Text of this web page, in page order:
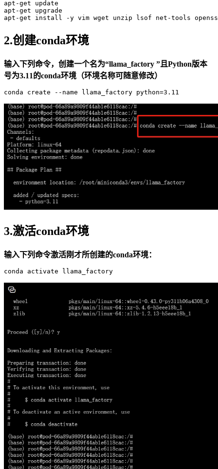
apt-get
update
apt-get upgrade
apt-get install -y vim wget unzip lsof net-tools
2.创建conda环境
输入下列命令，创建一个名为“llama_factory ”且Python版本
号为3.11的conda环境（环境名称可随意修改）
conda create --name llama_factory python=3.11
3.激活conda环境
输入下列命令激活刚才所创建的conda环境：
conda